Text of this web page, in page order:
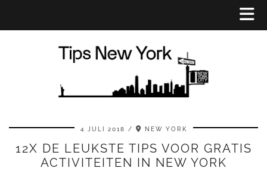
4 JULI 2018 NEW YORK
12X DE LEUKSTE TIPS VOOR GRATIS
ACTIVITEITEN IN NEW YORK